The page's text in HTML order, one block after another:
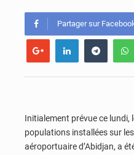
Partager sur
Initialement prévue ce lundi,
populations installées sur
aéroportuaire d’Abidjan, a